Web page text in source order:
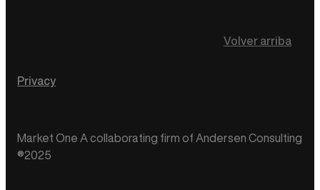
Volver arriba
Market One A collaborating firm of Andersen Consulting
®2025
Privacy